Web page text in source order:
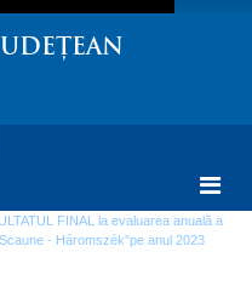
FINAL la evaluarea anuală a
- Háromszék”pe anul 2023